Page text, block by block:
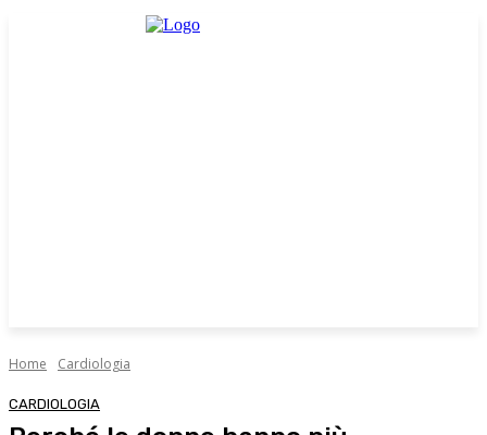
Home Cardiologia
CARDIOLOGIA